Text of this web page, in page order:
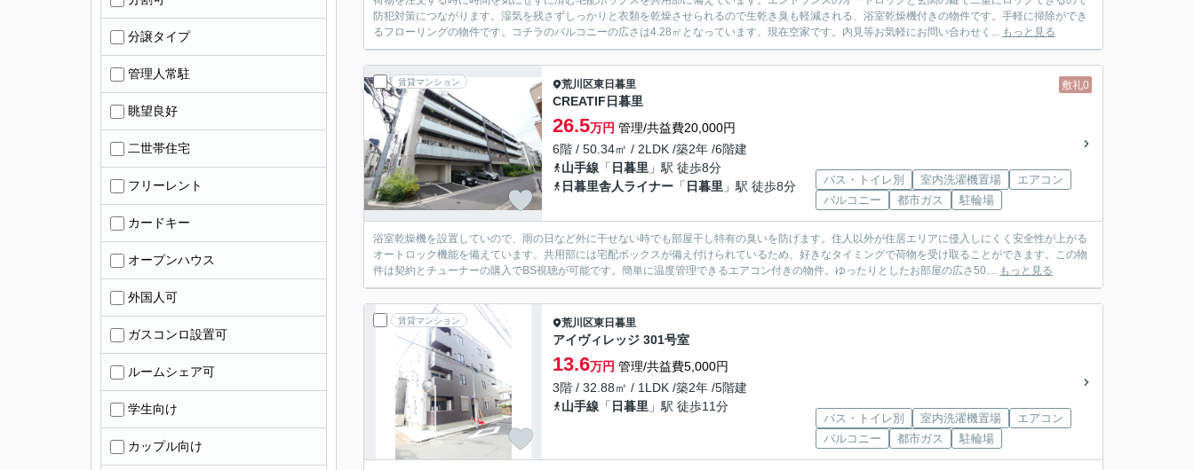
防犯対策につながります。湿気を残さずしっかりと衣類を乾燥させられるので生乾き臭も軽減される、浴室乾燥機付きの物件です。手軽に掃除ができ
るフローリングの物件です。コチラのバルコニーの広さは4.28㎡となっています。現在空家です。内見等お気軽にお問い合わせく... もっと見る
賃貸マンション 敷礼0
荒川区東日暮里
CREATIF日暮里
26.5万円 管理/共益費20,000円
6階 / 50.34㎡ / 2LDK /築2年 /6階建
山手線 「 日暮里 」駅 徒歩8分
日暮里舎人ライナー 「 日暮里 」駅 徒歩8分 バス・トイレ別 室内洗濯機置場
エアコン
バルコニー
都市ガス 駐輪場
浴室乾燥機を設置していので、雨の日など外に干せない時でも部屋干し特有の臭いを防げます。住人以外が住居エリアに侵入しにくく安全性が上がる
オートロック機能を備えています。共用部には宅配ボックスが備え付けられているため、好きなタイミングで荷物を受け取ることができます。この物
件は契約とチューナーの購入でBS視聴が可能です。簡単に温度管理できるエアコン付きの物件。ゆったりとしたお部屋の広さ50.... もっと見る
賃貸マンション 荒川区東日暮里
アイヴィレッジ 301号室
13.6万円 管理/共益費5,000円
3階 / 32.88㎡ / 1LDK /築2年 /5階建
山手線 「 日暮里 」駅 徒歩11分
バス・トイレ別 室内洗濯機置場
エアコン
バルコニー
都市ガス 駐輪場
分譲タイプ
管理人常駐
眺望良好
二世帯住宅
フリーレント
カードキー
オープンハウス
外国人可
ガスコンロ設置可
ルームシェア可
学生向け
カップル向け